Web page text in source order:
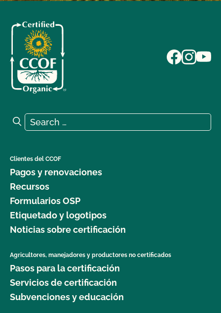
Search for:
Search
Clientes del CCOF
Pagos y renovaciones
Recursos
Formularios OSP
Etiquetado y logotipos
Noticias sobre certificación
Agricultores, manejadores y productores no certificados
Pasos para la certificación
Servicios de certificación
Subvenciones y educación